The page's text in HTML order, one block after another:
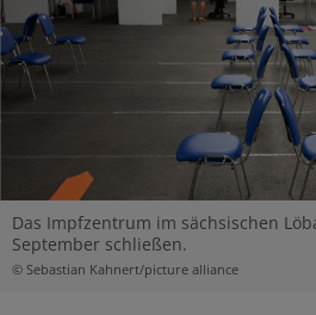
Das Impfzentrum im sächsischen
September schließen.
© Sebastian Kahnert/picture alliance